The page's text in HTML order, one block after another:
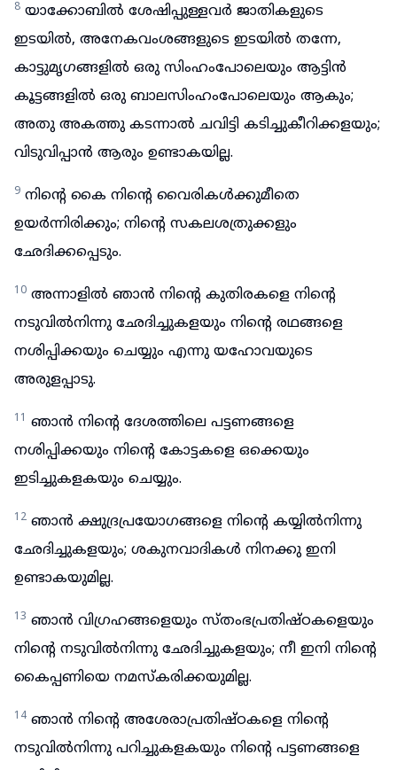
8 യാക്കോബിൽ ശേഷിപ്പുള്ളവർ ജാതികളുടെ
ഇടയിൽ, അനേകവംശങ്ങളുടെ ഇടയിൽ തന്നേ,
കാട്ടുമൃഗങ്ങളിൽ ഒരു സിംഹംപോലെയും ആട്ടിൻ
കൂട്ടങ്ങളിൽ ഒരു ബാലസിംഹംപോലെയും ആകും;
അതു അകത്തു കടന്നാൽ ചവിട്ടി കടിച്ചുകീറിക്കളയും;
വിടുവിപ്പാൻ ആരും ഉണ്ടാകയില്ല.
9 നിന്റെ കൈ നിന്റെ വൈരികൾക്കുമീതെ
ഉയർന്നിരിക്കും; നിന്റെ സകലശത്രുക്കളും
ഛേദിക്കപ്പെടും.
10 അന്നാളിൽ ഞാൻ നിന്റെ കുതിരകളെ നിന്റെ
നടുവിൽനിന്നു ഛേദിച്ചുകളയും നിന്റെ രഥങ്ങളെ
നശിപ്പിക്കയും ചെയ്യും എന്നു യഹോവയുടെ
അരുളപ്പാടു.
11 ഞാൻ നിന്റെ ദേശത്തിലെ പട്ടണങ്ങളെ
നശിപ്പിക്കയും നിന്റെ കോട്ടകളെ ഒക്കെയും
ഇടിച്ചുകളകയും ചെയ്യും.
12 ഞാൻ ക്ഷുദ്രപ്രയോഗങ്ങളെ നിന്റെ കയ്യിൽനിന്നു
ഛേദിച്ചുകളയും; ശകുനവാദികൾ നിനക്കു ഇനി
ഉണ്ടാകയുമില്ല.
13 ഞാൻ വിഗ്രഹങ്ങളെയും സ്തംഭപ്രതിഷ്ഠകളെയും
നിന്റെ നടുവിൽനിന്നു ഛേദിച്ചുകളയും; നീ ഇനി നിന്റെ
കൈപ്പണിയെ നമസ്കരിക്കയുമില്ല.
14 ഞാൻ നിന്റെ അശേരാപ്രതിഷ്ഠകളെ നിന്റെ
നടുവിൽനിന്നു പറിച്ചുകളകയും നിന്റെ പട്ടണങ്ങളെ